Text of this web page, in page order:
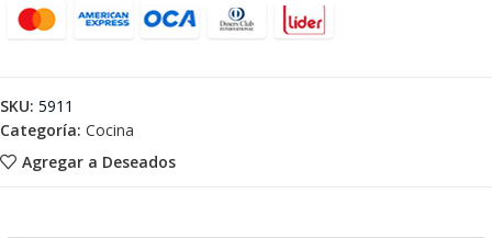
Agregar a Deseados
SKU: 5911
Categoría: Cocina